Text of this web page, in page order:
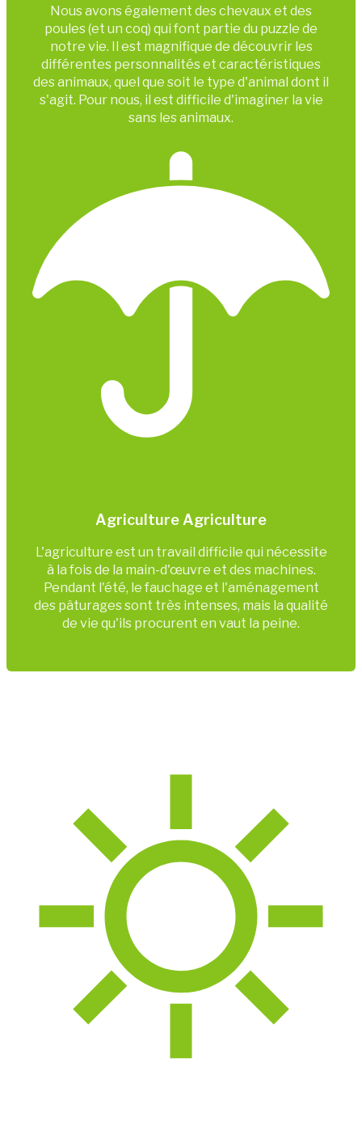
Nous avons également des chevaux et des
poules (et un coq) qui font partie du puzzle de
notre vie. Il est magnifique de découvrir les
différentes personnalités et caractéristiques
des animaux, quel que soit le type d'animal dont il
s'agit. Pour nous, il est difficile d'imaginer la vie
sans les animaux.
Agriculture Agriculture
L'agriculture est un travail difficile qui nécessite
à la fois de la main-d'œuvre et des machines.
Pendant l'été, le fauchage et l'aménagement
des pâturages sont très intenses, mais la qualité
de vie qu'ils procurent en vaut la peine.